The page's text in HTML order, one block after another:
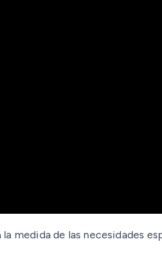
medida de las necesidades